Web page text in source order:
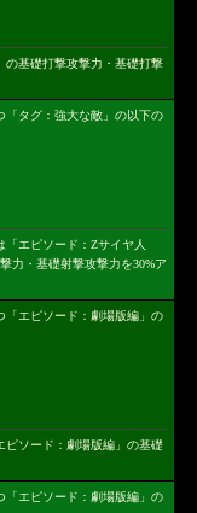
基礎打撃攻撃力・基礎打撃
タグ：強大な敵」の以下の
エピソード：Zサイヤ人
力・基礎射撃攻撃力を30%ア
エピソード：劇場版編」の
ソード：劇場版編」の基礎
エピソード：劇場版編」の